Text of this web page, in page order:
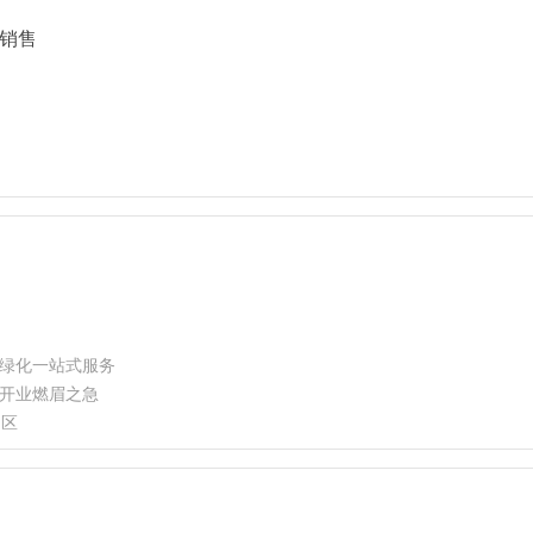
售
化一站式服务
业燃眉之急